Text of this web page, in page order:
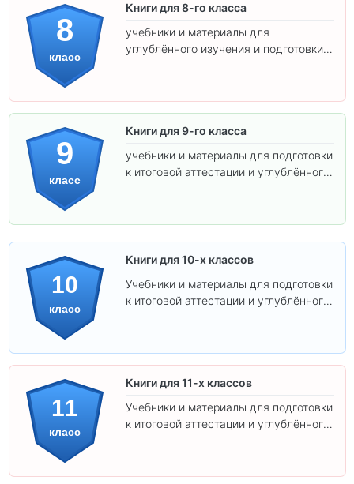
8
класс
Книги для 8-го класса
учебники и материалы для
углублённого изучения и подготовки к
9
класс
Книги для 9-го класса
учебники и материалы для подготовки
к итоговой аттестации и углублённого
10
класс
Книги для 10-х классов
Учебники и материалы для подготовки
к итоговой аттестации и углублённого
11
класс
Книги для 11-х классов
Учебники и материалы для подготовки
к итоговой аттестации и углублённого